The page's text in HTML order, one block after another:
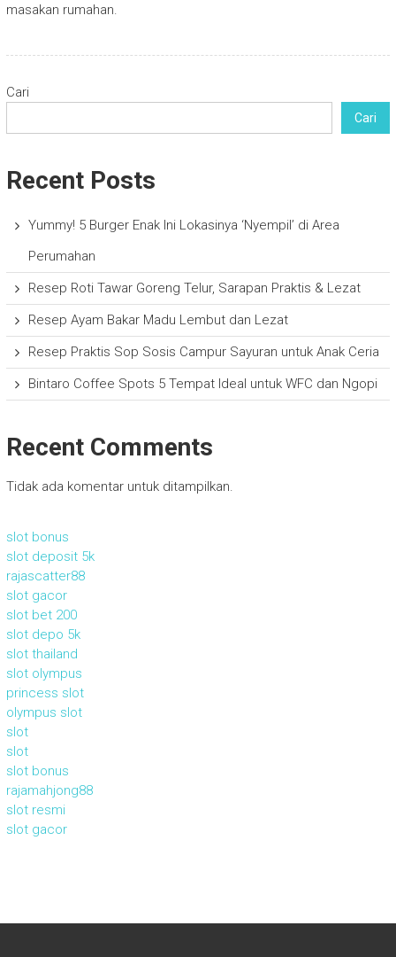
masakan rumahan.
Cari
Cari
Recent Posts
Yummy! 5 Burger Enak Ini Lokasinya ‘Nyempil’ di Area
Perumahan
Resep Roti Tawar Goreng Telur, Sarapan Praktis & Lezat
Resep Ayam Bakar Madu Lembut dan Lezat
Resep Praktis Sop Sosis Campur Sayuran untuk Anak Ceria
Bintaro Coffee Spots 5 Tempat Ideal untuk WFC dan Ngopi
Recent Comments
Tidak ada komentar untuk ditampilkan.
slot bonus
slot deposit 5k
rajascatter88
slot gacor
slot bet 200
slot depo 5k
slot thailand
slot olympus
princess slot
olympus slot
slot
slot
slot bonus
rajamahjong88
slot resmi
slot gacor